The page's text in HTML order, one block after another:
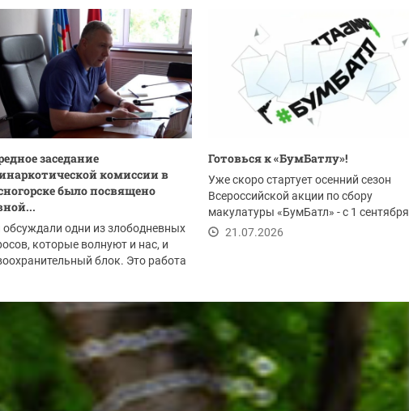
заседание
комиссии в
было посвящено
одни из злободневных
которые волнуют и нас, и
блок. Это работа
Готовься к «БумБатлу»!
Уже скоро стартует осенний сезон
Всероссийской акции по сбору
макулатуры «БумБатл» - с 1 сентября
по 30 ноября. Акция...
21.07.2026